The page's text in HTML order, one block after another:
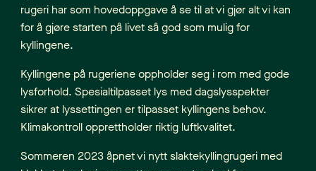
rugeri har som hovedoppgave å se til at vi gjør alt vi kan
for å gjøre starten på livet så god som mulig for
kyllingene.
Kyllingene på rugeriene oppholder seg i rom med gode
lysforhold. Spesialtilpasset lys med dagslysspekter
sikrer at lyssettingen er tilpasset kyllingens behov.
Klimakontroll opprettholder riktig luftkvalitet.
Sommeren 2023 åpnet vi nytt slaktekyllingrugeri med